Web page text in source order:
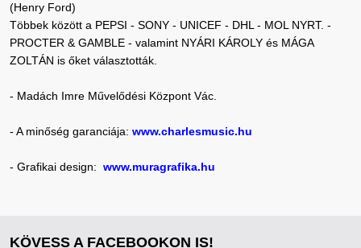
(Henry Ford)
Többek között a PEPSI - SONY - UNICEF - DHL - MOL NYRT. -
PROCTER & GAMBLE - valamint NYÁRI KÁROLY és MÁGA
ZOLTÁN is őket választották.
- Madách Imre Művelődési Központ Vác.
- A minőség garanciája: www.charlesmusic.hu
- Grafikai design: www.muragrafika.hu
KÖVESS A FACEBOOKON IS!